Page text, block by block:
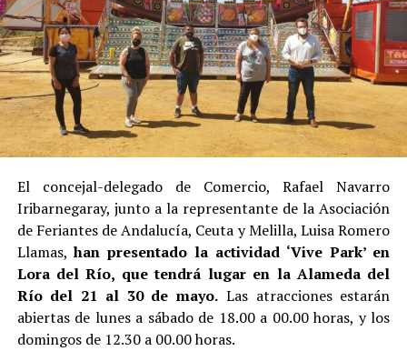
El concejal-delegado de Comercio, Rafael Navarro
Iribarnegaray, junto a la representante de la Asociación
de Feriantes de Andalucía, Ceuta y Melilla, Luisa Romero
Llamas,han presentado la actividad ‘Vive Park’ en
Lora del Río, que tendrá lugar en la Alameda del
Río del 21 al 30 de mayo. Las atracciones estarán
abiertas de lunes a sábado de 18.00 a 00.00 horas, y los
domingos de 12.30 a 00.00 horas.